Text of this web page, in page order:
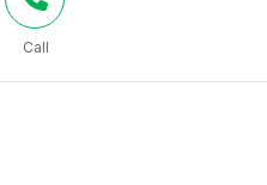
Call